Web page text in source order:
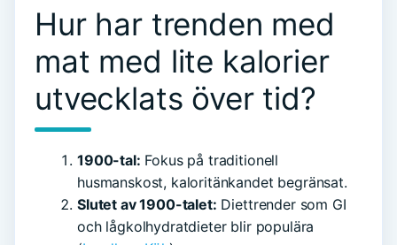
Hur har trenden med
mat med lite kalorier
utvecklats över tid?
1900-tal: Fokus på traditionell
husmanskost, kaloritänkandet begränsat.
Slutet av 1900-talet: Diettrender som GI
och lågkolhydratdieter blir populära